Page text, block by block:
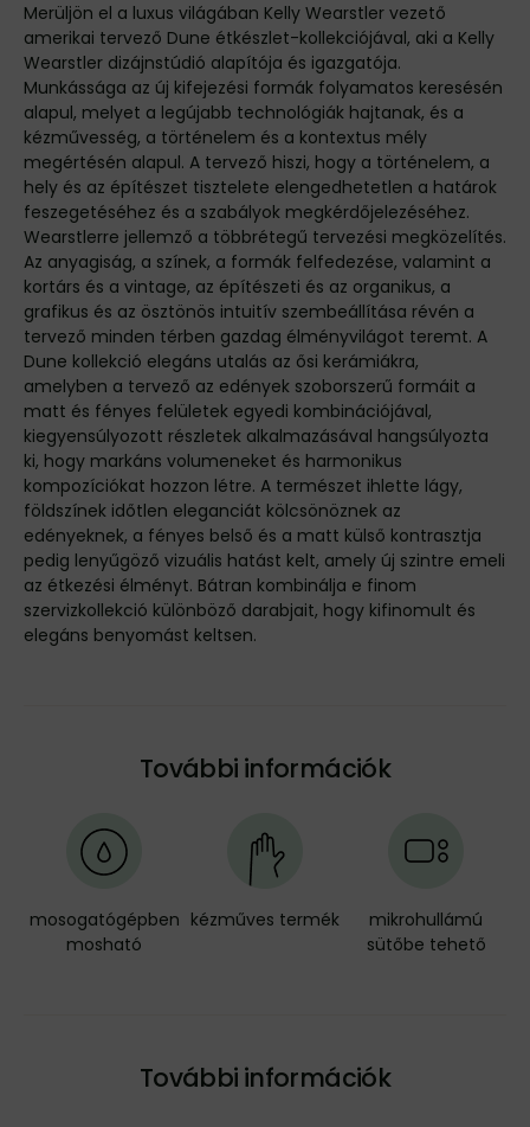
Merüljön el a luxus világában Kelly Wearstler vezető
amerikai tervező Dune étkészlet-kollekciójával, aki a Kelly
Wearstler dizájnstúdió alapítója és igazgatója.
Munkássága az új kifejezési formák folyamatos keresésén
alapul, melyet a legújabb technológiák hajtanak, és a
kézművesség, a történelem és a kontextus mély
megértésén alapul. A tervező hiszi, hogy a történelem, a
hely és az építészet tisztelete elengedhetetlen a határok
feszegetéséhez és a szabályok megkérdőjelezéséhez.
Wearstlerre jellemző a többrétegű tervezési megközelítés.
Az anyagiság, a színek, a formák felfedezése, valamint a
kortárs és a vintage, az építészeti és az organikus, a
grafikus és az ösztönös intuitív szembeállítása révén a
tervező minden térben gazdag élményvilágot teremt. A
Dune kollekció elegáns utalás az ősi kerámiákra,
amelyben a tervező az edények szoborszerű formáit a
matt és fényes felületek egyedi kombinációjával,
kiegyensúlyozott részletek alkalmazásával hangsúlyozta
ki, hogy markáns volumeneket és harmonikus
kompozíciókat hozzon létre. A természet ihlette lágy,
földszínek időtlen eleganciát kölcsönöznek az
edényeknek, a fényes belső és a matt külső kontrasztja
pedig lenyűgöző vizuális hatást kelt, amely új szintre emeli
az étkezési élményt. Bátran kombinálja e finom
szervizkollekció különböző darabjait, hogy kifinomult és
elegáns benyomást keltsen.
További információk
mosogatógépben
mosható
kézműves termék
mikrohullámú
sütőbe tehető
További információk